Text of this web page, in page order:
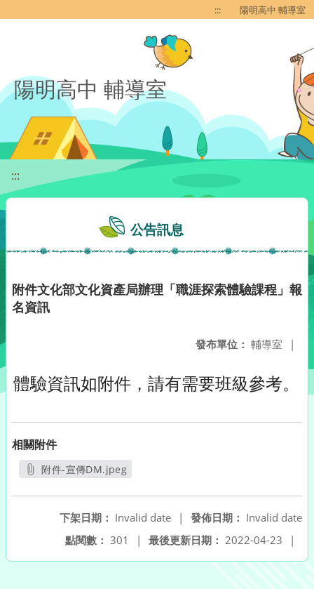
::: 陽明高中 輔導室
陽明高中 輔導室
:::
公告訊息
附件文化部文化資產局辦理「職涯探索體驗課程」報
名資訊
發布單位： 輔導室 |
體驗資訊如附件，請有需要班級參考。
相關附件
附件-宣傳DM.jpeg
發佈日期： Invalid date
下架日期： Invalid date
|
最後更新日期： 2022-04-23 |
點閱數： 301 |